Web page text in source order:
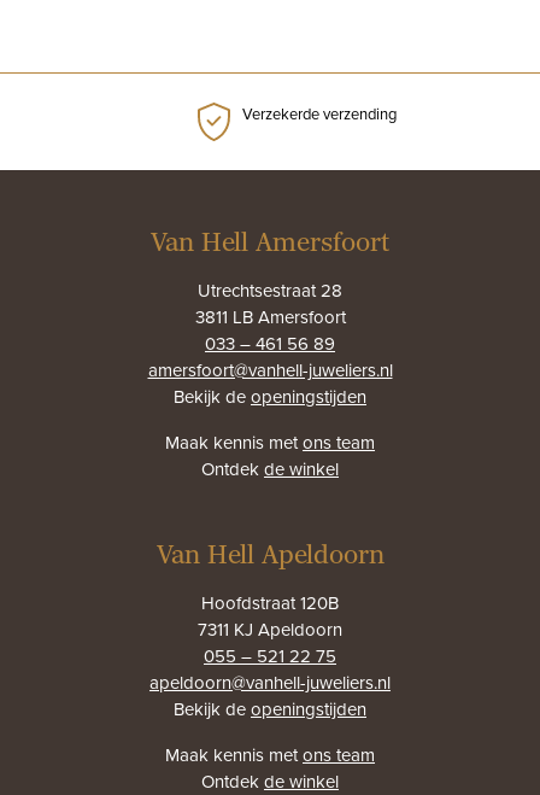
Verzekerde verzending
Van Hell Amersfoort
Utrechtsestraat 28
3811 LB Amersfoort
033 – 461 56 89
amersfoort@vanhell-juweliers.nl
Bekijk deopeningstijden
Maak kennis metons team
Ontdekde winkel
Van Hell Apeldoorn
Hoofdstraat 120B
7311 KJ Apeldoorn
055 – 521 22 75
apeldoorn@vanhell-juweliers.nl
Bekijk deopeningstijden
Maak kennis metons team
Ontdekde winkel